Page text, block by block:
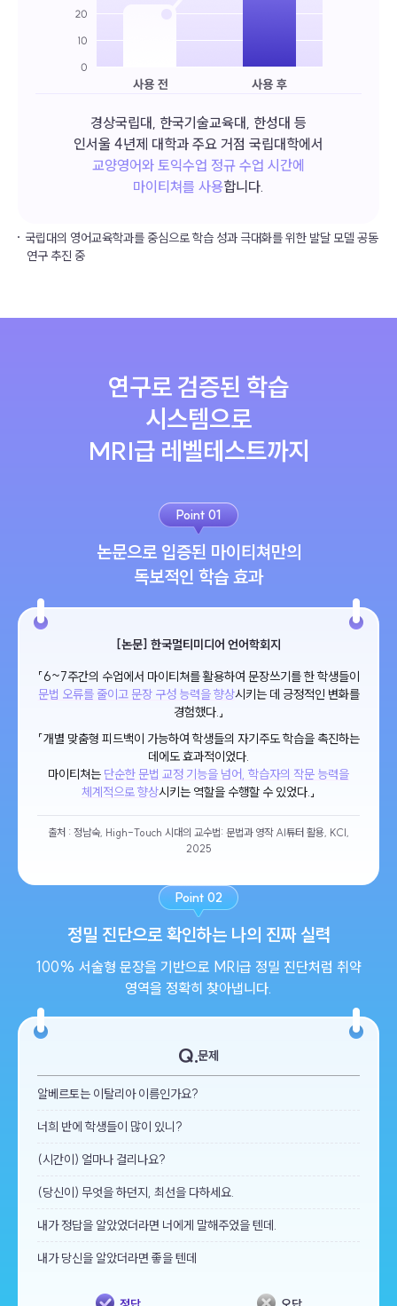
경상국립대, 한국기술교육대, 한성대 등
인서울 4년제 대학과 주요 거점 국립대학에서
교양영어와 토익수업 정규 수업 시간에
마이티쳐를 사용합니다.
국립대의 영어교육학과를 중심으로 학습 성과 극대화를 위한 발달 모델 공동
연구 추진 중
연구로 검증된 학습
시스템으로
MRI급 레벨테스트까지
Point 01
논문으로 입증된 마이티쳐만의
독보적인 학습 효과
[논문] 한국멀티미디어 언어학회지
「6~7주간의 수업에서 마이티쳐를 활용하여 문장쓰기를 한 학생들이
문법 오류를 줄이고 문장 구성 능력을 향상시키는 데 긍정적인 변화를
경험했다.」
「개별 맞춤형 피드백이 가능하여 학생들의 자기주도 학습을 촉진하는
데에도 효과적이었다.
마이티쳐는 단순한 문법 교정 기능을 넘어, 학습자의 작문 능력을
체계적으로 향상시키는 역할을 수행할 수 있었다.」
출처 : 정남숙, High-Touch 시대의 교수법: 문법과 영작 AI튜터 활용, KCI,
2025
Point 02
정밀 진단으로 확인하는 나의 진짜 실력
100% 서술형 문장을 기반으로 MRI급 정밀 진단처럼 취약
영역을 정확히 찾아냅니다.
문제
알베르토는 이탈리아 이름인가요?
너희 반에 학생들이 많이 있니?
(시간이) 얼마나 걸리나요?
(당신이) 무엇을 하던지, 최선을 다하세요.
내가 정답을 알았었더라면 너에게 말해주었을 텐데.
내가 당신을 알았더라면 좋을 텐데